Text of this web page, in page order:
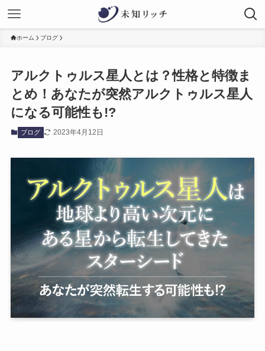
ホーム ブログ
アルクトゥルス星人とは？性格と特徴ま
とめ！あなたが突然アルクトゥルス星人
になる可能性も!?
ブログ 2023年4月12日